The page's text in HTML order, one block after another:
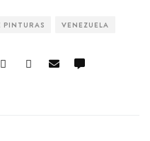
PINTURAS VENEZUELA